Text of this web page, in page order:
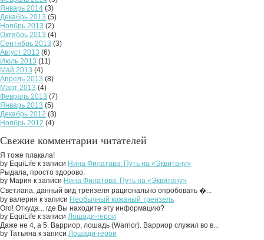
Январь 2014 (3)
Декабрь 2013 (5)
Ноябрь 2013 (2)
Октябрь 2013 (4)
Сентябрь 2013 (3)
Август 2013 (6)
Июль 2013 (11)
Май 2013 (4)
Апрель 2013 (8)
Март 2013 (4)
Февраль 2013 (7)
Январь 2013 (5)
Декабрь 2012 (3)
Ноябрь 2012 (4)
Свежие комментарии читателей
Я тоже плакала!
by EquiLife к записи Нина Филатова: Путь на «Эквитану»
Рыдала, просто здорово.
by Мария к записи Нина Филатова: Путь на «Эквитану»
Светлана, данный вид трензеля рационально опробовать �...
by валерия к записи Необычный кожаный трензель
Ого! Откуда... где Вы находите эту информацию?
by EquiLife к записи Лошади-герои
Даже не 4, а 5. Варриор, лошадь (Warrior). Варриор служил во в...
by Татьяна к записи Лошади-герои